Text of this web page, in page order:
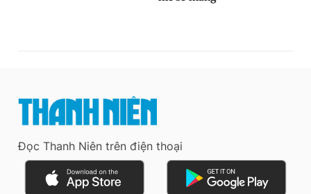
Đọc Thanh Niên trên điện thoại